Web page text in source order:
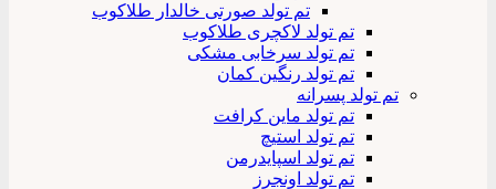
تم تولد صورتی خالدار طلاکوب
تم تولد لاکچری طلاکوب
تم تولد سرخابی مشکی
تم تولد رنگین کمان
تم تولد پسرانه
تم تولد ماین کرافت
تم تولد استیچ
تم تولد اسپایدرمن
تم تولد اونجرز